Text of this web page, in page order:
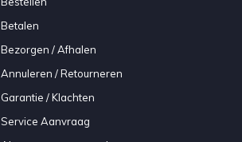
Betalen
Bezorgen / Afhalen
Annuleren / Retourneren
Garantie / Klachten
Service Aanvraag